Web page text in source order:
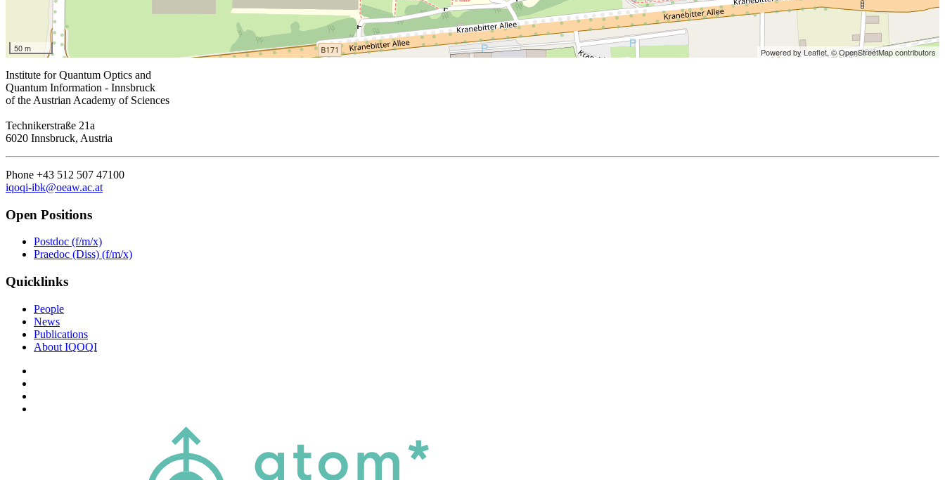
50 m Powered by Leaflet, © OpenStreetMap contributors
Institute for Quantum Optics and
Quantum Information - Innsbruck
of the Austrian Academy of Sciences
Technikerstraße 21a
6020 Innsbruck, Austria
Phone +43 512 507 47100
iqoqi-ibk@oeaw.ac.at
Open Positions
Postdoc (f/m/x)
Praedoc (Diss) (f/m/x)
Quicklinks
People
News
Publications
About IQOQI